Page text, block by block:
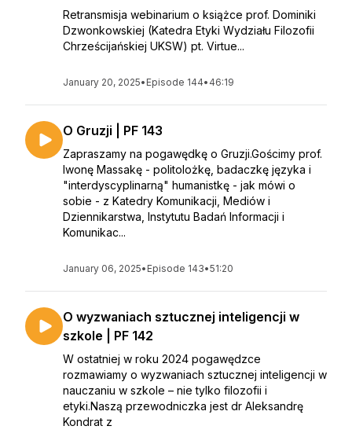
Retransmisja webinarium o książce prof. Dominiki
Dzwonkowskiej (Katedra Etyki Wydziału Filozofii
Chrześcijańskiej UKSW) pt. Virtue...
January 20, 2025• Episode 144• 46:19
O Gruzji | PF 143
Zapraszamy na pogawędkę o Gruzji.Gościmy prof.
Iwonę Massakę - politolożkę, badaczkę języka i
"interdyscyplinarną" humanistkę - jak mówi o
sobie - z Katedry Komunikacji, Mediów i
Dziennikarstwa, Instytutu Badań Informacji i
Komunikac...
January 06, 2025• Episode 143•51:20
O wyzwaniach sztucznej inteligencji w
szkole | PF 142
W ostatniej w roku 2024 pogawędzce
rozmawiamy o wyzwaniach sztucznej inteligencji w
nauczaniu w szkole – nie tylko filozofii i
etyki.Naszą przewodniczka jest dr Aleksandrę
Kondrat z